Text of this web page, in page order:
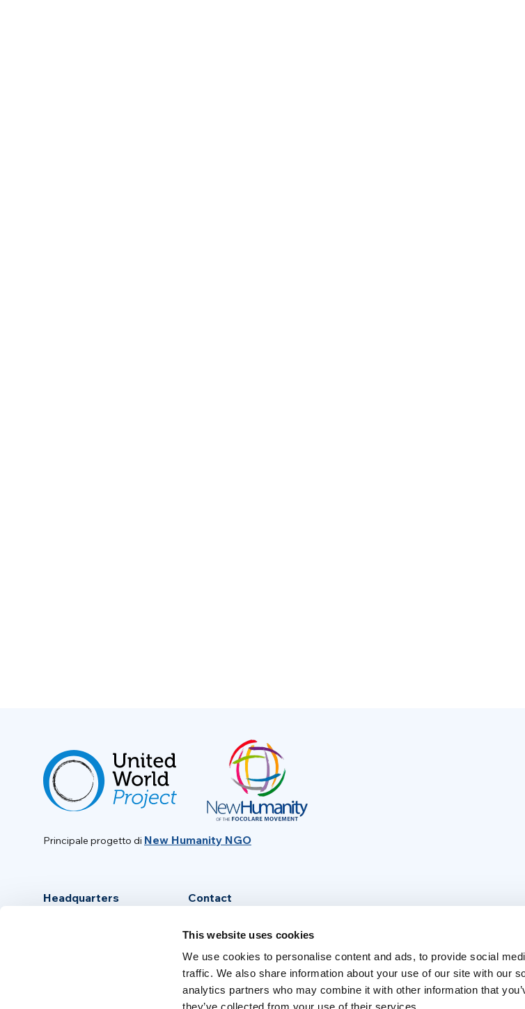
This website uses cookies
We use cookies to personalise content and ads, to provide social
traffic. We also share information about your use of our site with our
analytics partners who may combine it with other information that
Principale progetto di New Humanity NGO
Headquarters Contact
+39 06 94 31 56 35